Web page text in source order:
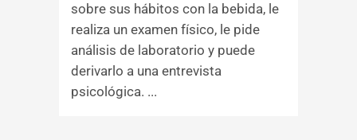
sobre sus hábitos con la bebida, le
realiza un examen físico, le pide
análisis de laboratorio y puede
derivarlo a una entrevista
psicológica. ...